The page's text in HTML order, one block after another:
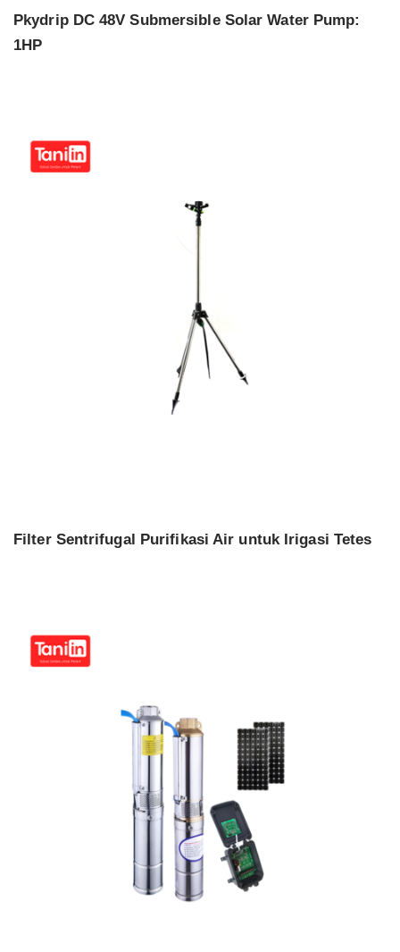
Pkydrip DC 48V Submersible Solar Water Pump:
1HP
Filter Sentrifugal Purifikasi Air untuk Irigasi Tetes